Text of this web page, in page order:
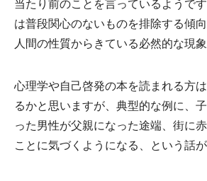
当たり前のことを言っているようで
は普段関心のないものを排除する傾
人間の性質からきている必然的な現象
心理学や自己啓発の本を読まれる方
るかと思いますが、典型的な例に、
った男性が父親になった途端、街に
ことに気づくようになる、という話が